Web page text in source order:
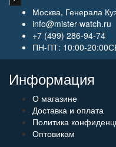
Москва, Генерала
info@mister-watch.ru
+7 (499) 286-94-74
ПН-ПТ: 10:00-
Информация
О магазине
Доставка и оплата
Политика
Оптовикам